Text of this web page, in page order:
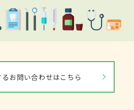
お問い合わせはこちら